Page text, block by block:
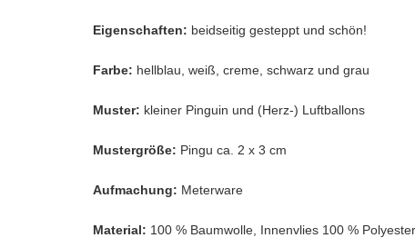
Eigenschaften: beidseitig gesteppt und schön!
Farbe: hellblau, weiß, creme, schwarz und grau
Muster: kleiner Pinguin und (Herz-) Luftballons
Mustergröße: Pingu ca. 2 x 3 cm
Aufmachung: Meterware
Material: 100 % Baumwolle, Innenvlies 100 % Polyester